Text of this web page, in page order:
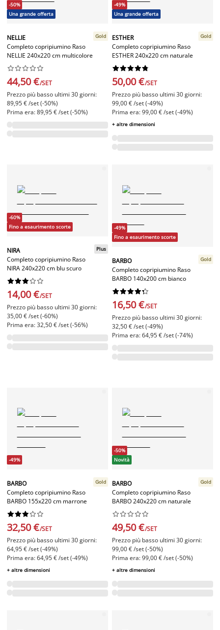
-50%
Una grande offerta
NELLIE
Completo copripiumino Raso
NELLIE 240x220 cm multicolore
Gold






44,50 €/SET
Prezzo più basso ultimi 30 giorni:
89,95 € /set (-50%)
Prima era: 89,95 € /set (-50%)
-49%
Una grande offerta
ESTHER
Completo copripiumino Raso
ESTHER 240x220 cm naturale
Gold






50,00 €/SET
Prezzo più basso ultimi 30 giorni:
99,00 € /set (-49%)
Prima era: 99,00 € /set (-49%)
+ altre dimensioni
-60%
Fino a esaurimento scorte
NIRA
Completo copripiumino Raso
NIRA 240x220 cm blu scuro
Plus






14,00 €/SET
Prezzo più basso ultimi 30 giorni:
35,00 € /set (-60%)
Prima era: 32,50 € /set (-56%)
-49%
Fino a esaurimento scorte
BARBO
Completo copripiumino Raso
BARBO 140x200 cm bianco
Gold






16,50 €/SET
Prezzo più basso ultimi 30 giorni:
32,50 € /set (-49%)
Prima era: 64,95 € /set (-74%)
-49%
BARBO
Completo copripiumino Raso
BARBO 155x220 cm marrone
Gold






32,50 €/SET
Prezzo più basso ultimi 30 giorni:
64,95 € /set (-49%)
Prima era: 64,95 € /set (-49%)
+ altre dimensioni
-50%
Novità
BARBO
Completo copripiumino Raso
BARBO 240x220 cm naturale
Gold






49,50 €/SET
Prezzo più basso ultimi 30 giorni:
99,00 € /set (-50%)
Prima era: 99,00 € /set (-50%)
+ altre dimensioni